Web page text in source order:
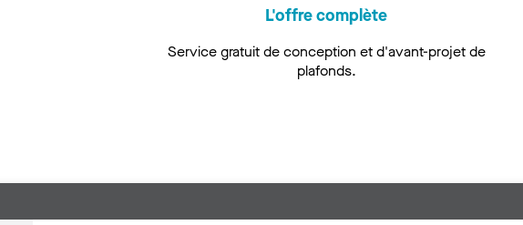
L'offre complète
Service gratuit de conception et d'avant-projet de
plafonds.